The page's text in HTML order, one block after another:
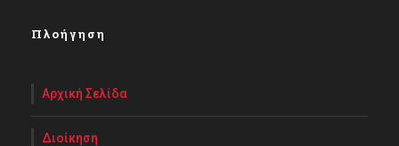
Πλοήγηση
Αρχική Σελίδα
Διοίκηση